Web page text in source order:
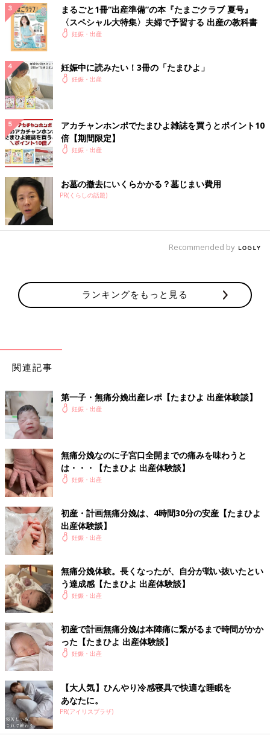
まるごと1冊“出産準備”の本『たまごクラブ 夏号』
〈スペシャル大特集〉夫婦で予習する 出産の教科書
妊娠・出産
妊娠中に読みたい！3冊の「たまひよ」
妊娠・出産
アカチャンホンポでたまひよ雑誌を買うとポイント10
倍【期間限定】
妊娠・出産
お墓の撤去にいくらかかる？墓じまい費用
PR(くらしの話題)
Recommended by
ランキングをもっと見る
関連記事
第一子・無痛分娩出産レポ【たまひよ 出産体験談】
妊娠・出産
無痛分娩なのに子宮口全開までの痛みを味わうと
は・・・【たまひよ 出産体験談】
妊娠・出産
初産・計画無痛分娩は、4時間30分の安産【たまひよ
出産体験談】
妊娠・出産
無痛分娩体験。長くなったが、自分が戦い抜いたとい
う達成感【たまひよ 出産体験談】
妊娠・出産
初産で計画無痛分娩は本陣痛に繋がるまで時間がかか
った【たまひよ 出産体験談】
妊娠・出産
【大人気】ひんやり冷感寝具で快適な睡眠を
あなたに。
PR(アイリスプラザ)